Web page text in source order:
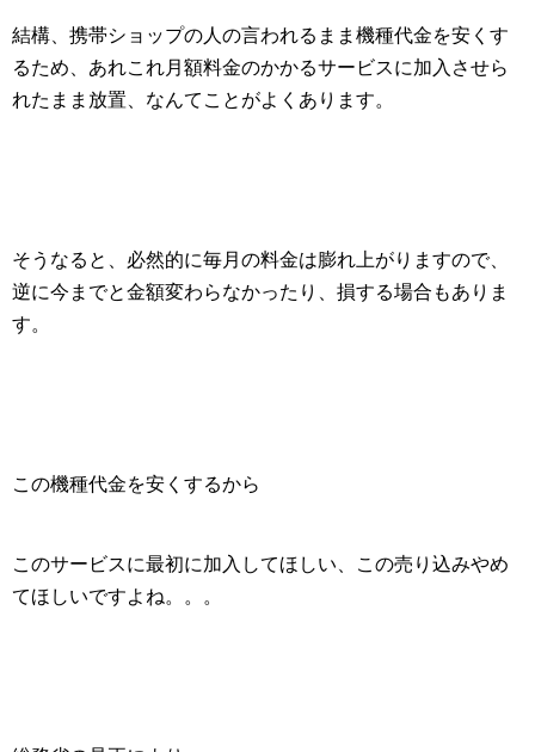
結構、携帯ショップの人の言われるまま機種代金を安くす
るため、あれこれ月額料金のかかるサービスに加入させら
れたまま放置、なんてことがよくあります。
そうなると、必然的に毎月の料金は膨れ上がりますので、
逆に今までと金額変わらなかったり、損する場合もありま
す。
この機種代金を安くするから
このサービスに最初に加入してほしい、この売り込みやめ
てほしいですよね。。。